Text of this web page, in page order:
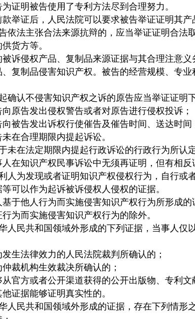
明被告使用了专利方法尽到合理努力。
证后，人民法院可以要求被告举证证明其产
依法主张合法来源抗辩的，应当举证证明合法
货方等。
侵权产品、复制品来源证据与其合理注意义
复制品侵害知识产权。被告的经营规模、专
确认不侵害知识产权之诉的原告应当举证证明
告发出侵权警告或者对原告进行侵权投诉；
告发出诉权行使催告及催告时间、送达时间
合理期限内提起诉讼。
未在法定期限内提起行政诉讼的行政行为所认
在知识产权民事诉讼中无须再证明，但有相反
人为发现或者证明知识产权侵权行为，自行或
可以作为起诉被诉侵权人侵权的证据。
他人行为而实施侵害知识产权行为所形成的
为而实施侵害知识产权行为的除外。
人民共和国领域外形成的下列证据，当事人仅
法律效力的人民法院裁判所确认的；
机构生效裁决所确认的；
方或者公开渠道获得的公开出版物、专利文
据能够证明真实性的。
人民共和国领域外形成的证据，存在下列情形